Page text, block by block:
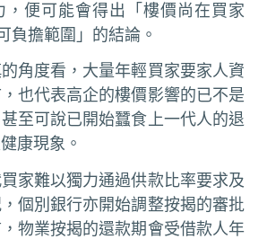
，便可能會得出「樓價尚在買家
負擔範圍」的結論。
角度看，大量年輕買家要家人資
也代表高企的樓價影響的已不是
至可說已開始蠶食上一代人的退
康現象。
家難以獨力通過供款比率要求及
個別銀行亦開始調整按揭的審批
物業按揭的還款期會受借款人年